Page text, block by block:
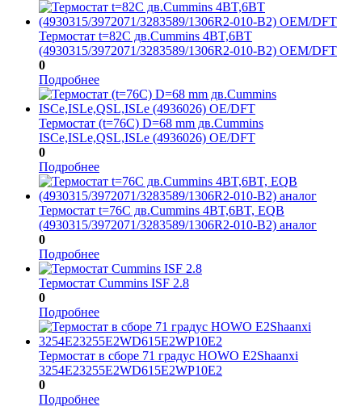
Термостат t=82C дв.Cummins 4BT,6BT
(4930315/3972071/3283589/1306R2-010-B2) OEM/DFT
0
Подробнее
Термостат (t=76С) D=68 mm дв.Cummins
ISCe,ISLe,QSL,ISLe (4936026) OE/DFT
0
Подробнее
Термостат t=76C дв.Cummins 4BT,6BT, EQB
(4930315/3972071/3283589/1306R2-010-B2) аналог
0
Подробнее
Термостат Cummins ISF 2.8
0
Подробнее
Термостат в сборе 71 градус HOWO Е2Shaanxi
3254Е23255Е2WD615Е2WP10Е2
0
Подробнее